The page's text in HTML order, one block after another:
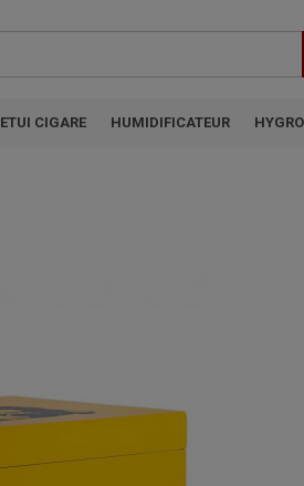
ETUI CIGARE HUMIDIFICATEUR